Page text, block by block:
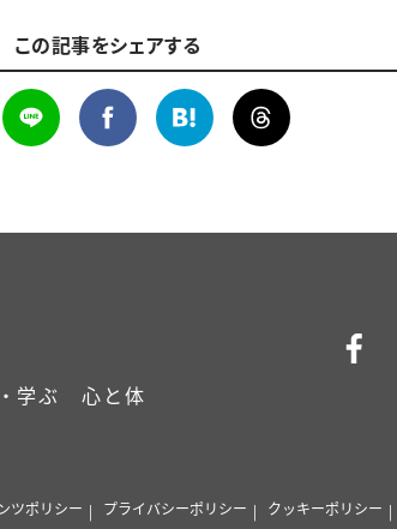
この記事をシェアする
学ぶ
心と体
ツポリシー プライバシーポリシー クッキーポリシー